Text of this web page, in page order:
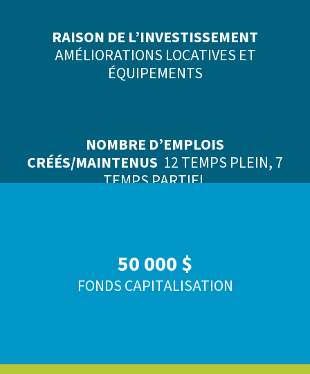
RAISON DE L’INVESTISSEMENT
AMÉLIORATIONS LOCATIVES ET
ÉQUIPEMENTS
NOMBRE D’EMPLOIS
CRÉÉS/MAINTENUS 12 TEMPS PLEIN, 7
TEMPS PARTIEL
50 000 $
FONDS CAPITALISATION